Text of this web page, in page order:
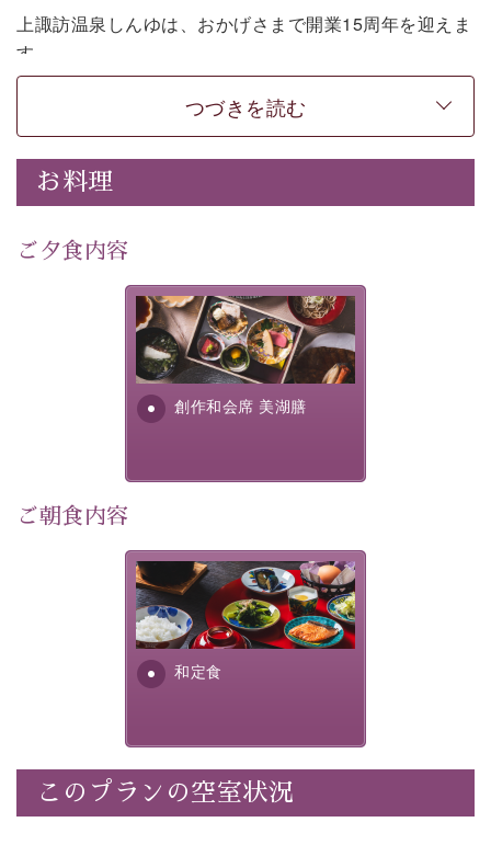
上諏訪温泉しんゆは、おかげさまで開業15周年を迎えま
す。
皆様へ感謝の気持ちを込めて、1,500円分の館内利用券
など特別な特典がついた記念プランをご用意いたしまし
た。
七色に移ろう「月下の櫻」や水墨画などの意匠をしつら
体験もお楽しみいただけます。
この一年限りの機会に、記憶に残るひとときをお過ごし
-----------【安心への取り組み】----------
個室料亭、貸切風呂のご利用が可能な上、 安心安全にご
----------------------------------------------
・1,500円分館内利用券（1部屋につき1枚）
・水墨画巡りのご参加
・記念写真＆15周年オリジナル【フォトフレームカー
ド】プレゼント（1部屋につき1枚）
・朝夕個室料亭で個室食
・諏訪大社4社を巡る無料参拝バス（事前予約制）
・館内着をご用意
つづきを読む
お料理
ご夕食内容
創作和会席 美湖膳
美湖膳とは諏訪の地で特別を
提供する為に料理長・神原 裕
明が考え出した創作和会席で
す。美しい諏訪湖の幸...
ご朝食内容
和定食
さっぱりとした和食膳に使わ
れる食材は、諏訪の名産品を
ふんだんに取り入れ、安心・
安全を心掛けた長野県産...
このプランの空室状況